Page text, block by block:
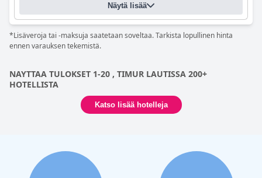
Rasa Sayang on huippuluokan luksushotelli, joka ylittää
odotukset ja on erittäin suositeltava rentouttavalle lomalle
Penangissa.
Näytä lisää
*Lisäveroja tai -maksuja saatetaan soveltaa. Tarkista lopullinen hinta
ennen varauksen tekemistä.
NAYTTAA TULOKSET 1-20 , TIMUR LAUTISSA 200+
HOTELLISTA
Katso lisää hotelleja